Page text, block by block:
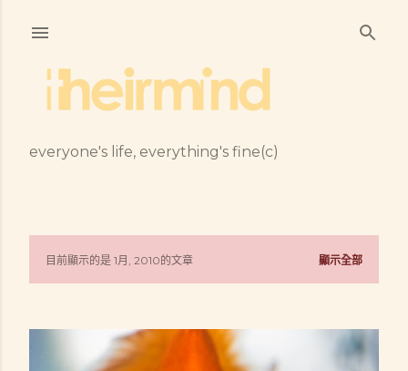
everyone's life, everything's fine(c)
發
表
目前顯示的是 1月, 2010的文章 顯示全部